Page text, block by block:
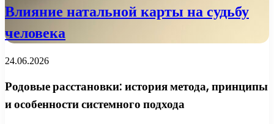
Влияние натальной карты на судьбу
человека
24.06.2026
Родовые расстановки: история метода, принципы
и особенности системного подхода